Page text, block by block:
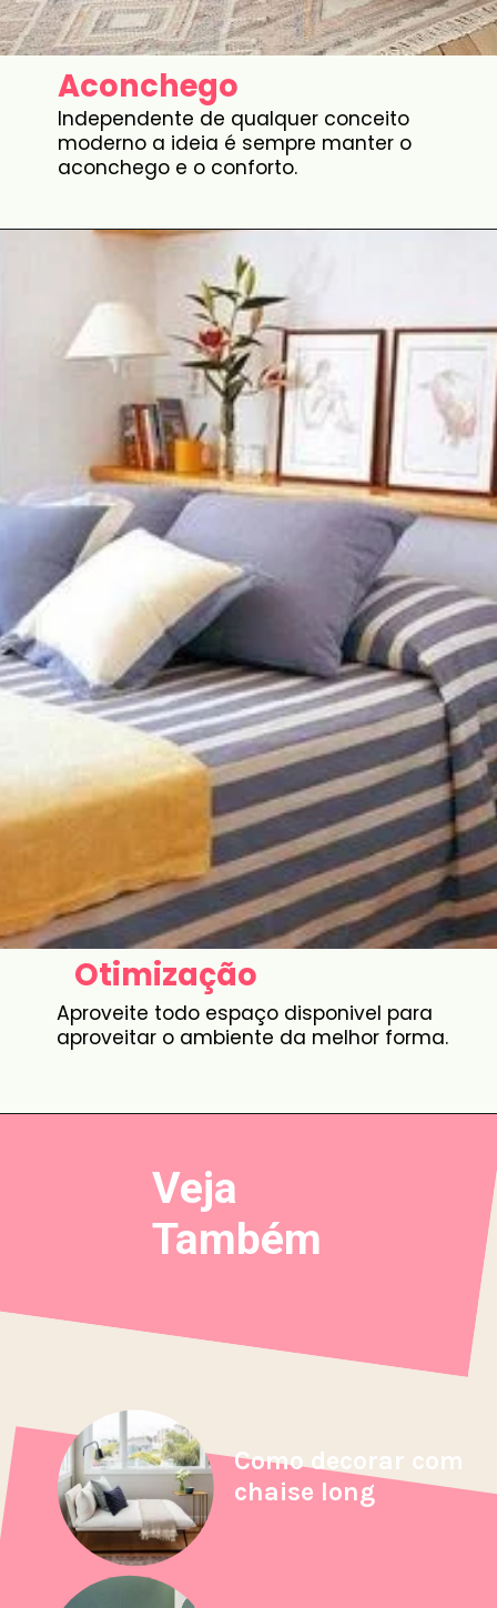
Aconchego
Independente de qualquer conceito
moderno a ideia é sempre manter o
aconchego e o conforto.
Otimização
Aproveite todo espaço disponivel para
aproveitar o ambiente da melhor forma.
Veja
Também
Como decorar com
chaise long